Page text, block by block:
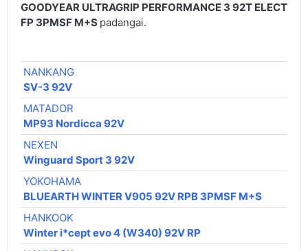
GOODYEAR ULTRAGRIP PERFORMANCE 3 92T ELECT
FP 3PMSF M+S padangai.
NANKANG
SV-3 92V
MATADOR
MP93 Nordicca 92V
NEXEN
Winguard Sport 3 92V
YOKOHAMA
BLUEARTH WINTER V905 92V RPB 3PMSF M+S
HANKOOK
Winter i*cept evo 4 (W340) 92V RP